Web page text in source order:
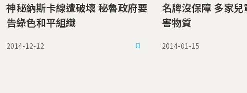
神秘納斯卡線遭破壞 秘魯政府要
告綠色和平組織
2014-12-12
名牌沒保障 多家兒童服飾驗出有
害物質
2014-01-15